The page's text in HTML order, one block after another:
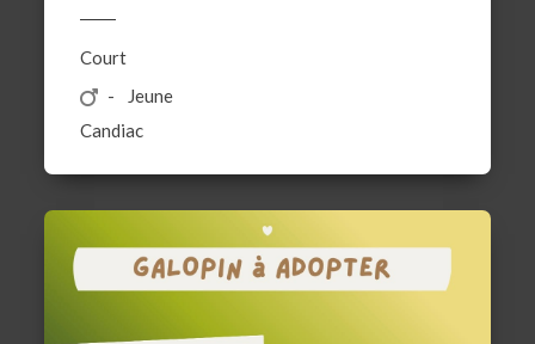
Court
Jeune
Candiac